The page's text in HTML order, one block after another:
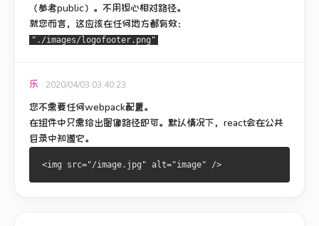
（参考public）。 不用担心相对路径。
就您而言，这应该在任何地方都有效：
"./images/logofooter.png"
乐 2020/04/03 03:40:23
您不需要任何webpack配置。
在组件中只需给出图像路径即可。 默认情况下，react会在公共
目录中知道它。